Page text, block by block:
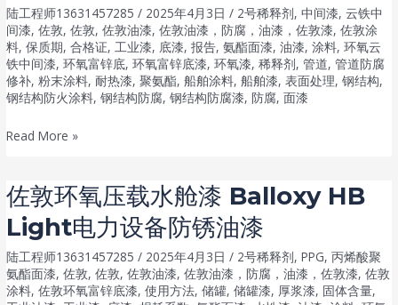
性
防
锈
油
漆
漆
Penguard
Tie
Coat
成
度
防
腐
油
陆工程师13631457285/ 2025年4月3日/ 2号稀释剂,中间漆,云铁中
间漆,佐敦,佐敦,佐敦油漆,佐敦油漆，防腐，油漆，佐敦漆,佐敦涂
料,保质期,合格证,工业漆, 底漆,报告,氨酯面漆,油漆,涂料,环氧云
铁中间漆,环氧富锌底,环氧富锌底漆,环氧漆,稀释剂,管道,管道防腐
修补,粉末涂料, 耐热漆,聚氨酯,船舶涂料,船舶漆,表面处理,钢结构,
钢结构防火涂料,钢结构防腐,钢结构防腐漆, 防腐,面漆
佐
肪
族
氨
酯
Read More »
佐敦环氧压载水舱漆 Balloxy HB
Light电力设备防锈油漆
陆工程师13631457285/ 2025年4月3日/ 2号稀释剂,PPG,丙烯酸聚
氨酯面漆,佐敦,佐敦,佐敦油漆,佐敦油漆，防腐，油漆，佐敦漆,佐敦
涂料,佐敦环氧富锌底漆,使用方法,储罐,储罐漆, 厚浆漆, 固体含量,